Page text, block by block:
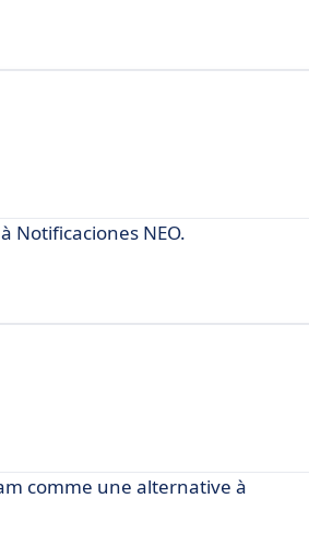
Notificaciones NEO.
comme une alternative à